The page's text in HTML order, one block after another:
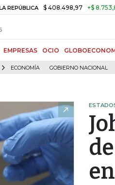
$ 408.498,97 +$ 8.753,81
EMPRESAS OCIO
ECONOMÍA GOBIERNO NACIONAL